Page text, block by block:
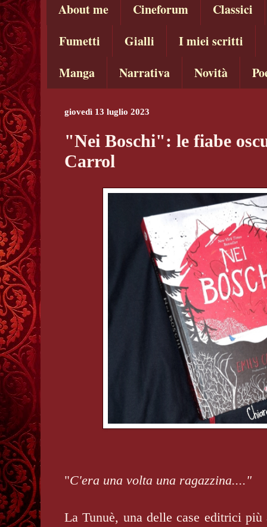
About me Cineforum
Classici
Fumetti
Gialli
I miei scritti
Manga
Narrativa Novità
giovedì 13 luglio 2023
"Nei Boschi": le fiabe
Carrol
"C'era una volta una ragazzina...."
La Tunuè, una delle case editrici